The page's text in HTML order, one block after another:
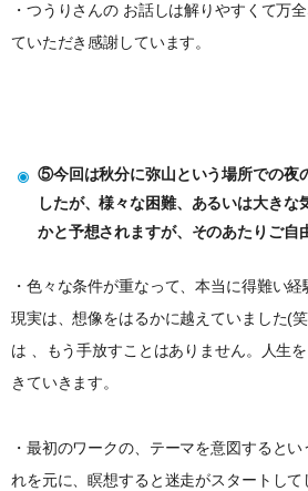
・つうりさんの お話しは解りやすくて万
ていただき感謝しています。
⑤今回は秋分に弥山という場所での夜
したが、様々な困難、あるいは大きな
かと予想されますが、そのあたりご自
・色々な条件が重なって、本当に得難い経
現実は、想像をはるかに越えていました(
は 、もう手放すことはありません。人生
きていきます。
・最初のワークの、テーマを意図すると
れを元に、瞑想すると迷走がスタートし